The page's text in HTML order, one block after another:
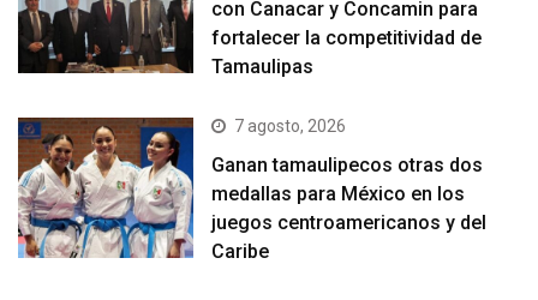
con Canacar y Concamin para
fortalecer la competitividad de
Tamaulipas
7 agosto, 2026
Ganan tamaulipecos otras dos
medallas para México en los
juegos centroamericanos y del
Caribe